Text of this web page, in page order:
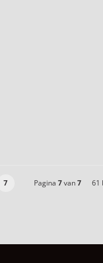
7 Pagina 7van7 61